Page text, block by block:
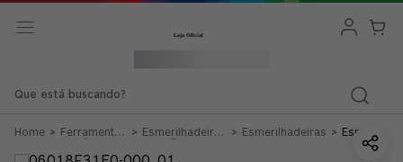
Ferramentas
Esmerilhadeiras
Esmerilhadeiras
Angular